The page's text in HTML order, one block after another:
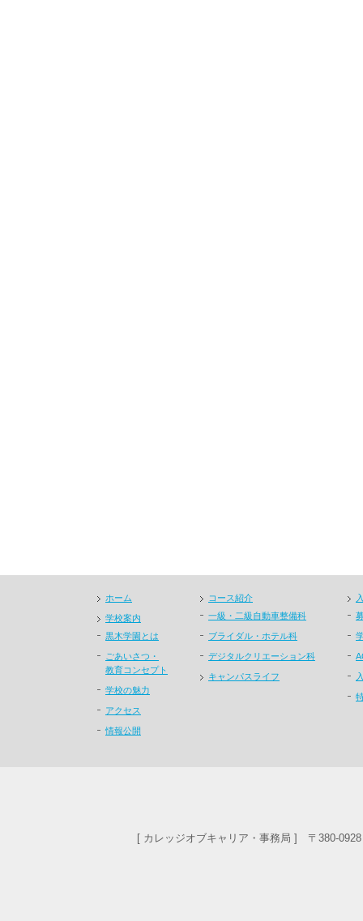
ホーム
学校案内
黒木学園とは
ごあいさつ・
教育コンセプト
学校の魅力
アクセス
情報公開
コース紹介
一級・二級自動車整備科
ブライダル・ホテル科
デジタルクリエーション科
キャンパスライフ
[ カレッジオブキャリア・事務局 ] 〒380-